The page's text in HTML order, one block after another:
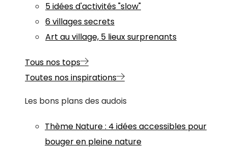
5 idées d'activités "slow"
6 villages secrets
Art au village, 5 lieux surprenants
Tous nos tops
Toutes nos inspirations
Les bons plans des audois
Thème Nature: 4 idées accessibles pour
bouger en pleine nature